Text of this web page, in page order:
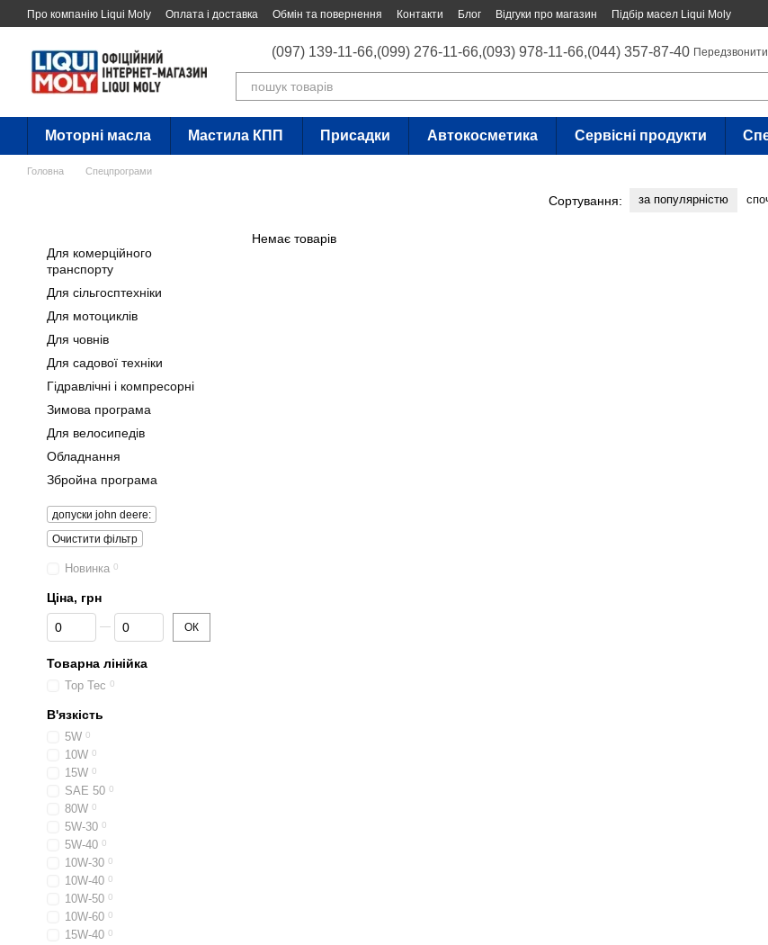
Перейти до основного контенту
Про компанію Liqui Moly Оплата і доставка Обмін та повернення Контакти Блог Відгуки про магазин Підбір масел Liqui Moly
(097) 139-11-66,(099) 276-11-66,(093) 978-11-66,(044) 357-87-40
Моторні масла Мастила КПП Присадки Автокосметика Сервісні продукти
Головна Спецпрограми
Сортування: за популярністю
Немає товарів
Для комерційного
транспорту
Для сільгосптехніки
Для мотоциклів
Для човнів
Для садової техніки
Гідравлічні і компресорні
Зимова програма
Для велосипедів
Обладнання
Збройна програма
допуски john deere:
Очистити фільтр
Новинка 0
Ціна, грн
Від Ціна, грн
До Ціна, грн ОК
Товарна лінійка
Top Tec 0
В'язкість
5W 0
10W 0
15W 0
SAE 50 0
80W 0
5W-30 0
5W-40 0
10W-30 0
10W-40 0
10W-50 0
10W-60 0
15W-40 0